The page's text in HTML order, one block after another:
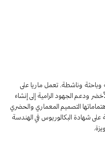
وناشطة. تعمل ماريا على
ودعم الجهود الرامية إلى إنشاء
التصميم المعماري والحضري
على شهادة البكالوريوس في الهندسة